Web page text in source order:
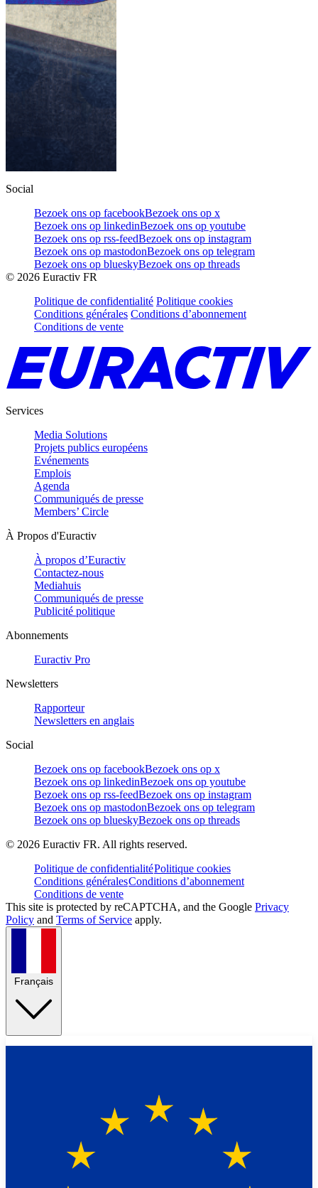
Social
Bezoek ons op facebookBezoek ons op x
Bezoek ons op linkedinBezoek ons op youtube
Bezoek ons op rss-feedBezoek ons op instagram
Bezoek ons op mastodonBezoek ons op telegram
Bezoek ons op blueskyBezoek ons op threads
© 2026 Euractiv FR
Politique de confidentialité Politique cookies
Conditions générales Conditions d’abonnement
Conditions de vente
Services
Media Solutions
Projets publics européens
Evénements
Emplois
Agenda
Communiqués de presse
Members’ Circle
À Propos d'Euractiv
À propos d’Euractiv
Contactez-nous
Mediahuis
Communiqués de presse
Publicité politique
Abonnements
Euractiv Pro
Newsletters
Rapporteur
Newsletters en anglais
Social
Bezoek ons op facebookBezoek ons op x
Bezoek ons op linkedinBezoek ons op youtube
Bezoek ons op rss-feedBezoek ons op instagram
Bezoek ons op mastodonBezoek ons op telegram
Bezoek ons op blueskyBezoek ons op threads
© 2026 Euractiv FR. All rights reserved.
Politique de confidentialitéPolitique cookies
Conditions généralesConditions d’abonnement
Conditions de vente
This site is protected by reCAPTCHA, and the Google Privacy
Policy and Terms of Service apply.
Français